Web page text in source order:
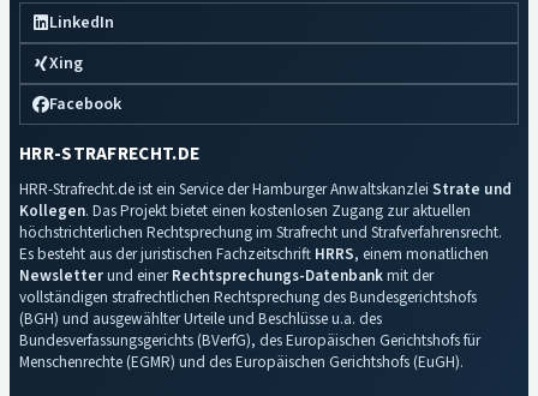
LinkedIn
Xing
Facebook
HRR-STRAFRECHT.DE
HRR-Strafrecht.de ist ein Service der Hamburger Anwaltskanzlei Strate und
Kollegen. Das Projekt bietet einen kostenlosen Zugang zur aktuellen
höchstrichterlichen Rechtsprechung im Strafrecht und Strafverfahrensrecht.
Es besteht aus der juristischen Fachzeitschrift HRRS, einem monatlichen
Newsletterund einerRechtsprechungs-Datenbankmit der
vollständigen strafrechtlichen Rechtsprechung des Bundesgerichtshofs
(BGH) und ausgewählter Urteile und Beschlüsse u.a. des
Bundesverfassungsgerichts (BVerfG), des Europäischen Gerichtshofs für
Menschenrechte (EGMR) und des Europäischen Gerichtshofs (EuGH).